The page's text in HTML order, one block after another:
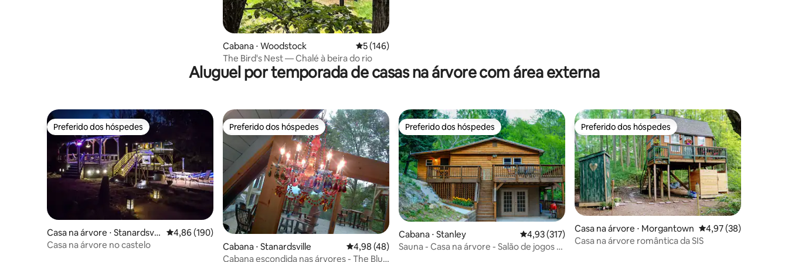
Cabana ⋅ Woodstock 5 de uma avaliação média de 5, 146 avaliações
5 (146)
The Bird's Nest — Chalé à beira do rio
Aluguel por temporada de casas na árvore com área externa
Preferido dos hóspedes
Preferido dos hóspedes
Casa na árvore ⋅ Stanardsvill
e
4,86 de uma avaliação média de 5, 190 avaliações
4,86 (190)
Casa na árvore no castelo
Preferido dos hóspedes
Preferido dos hóspedes
Cabana ⋅ Stanardsville 4,98 de uma avaliação média de 5, 48 avaliações
4,98 (48)
Cabana escondida nas árvores - The Blue
Preferido dos hóspedes
Preferido dos hóspedes
Cabana ⋅ Stanley 4,93 de uma avaliação média de 5, 317 avaliações
4,93 (317)
Sauna - Casa na árvore - Salão de jogos -
Preferido dos hóspedes
Preferido dos hóspedes
Casa na árvore ⋅ Morgantown 4,97 de uma
4,97 (38)
Casa na árvore romântica da SIS